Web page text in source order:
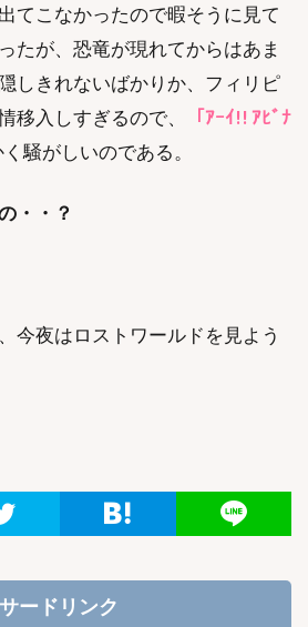
てこなかったので暇そうに見て
たが、恐竜が現れてからはあま
しきれないばかりか、フィリピ
移入しすぎるので、
「ｱｰｲ!! ｱﾋﾞﾅ
騒がしいのである。
・・？
今夜はロストワールドを見よう
ードリンク